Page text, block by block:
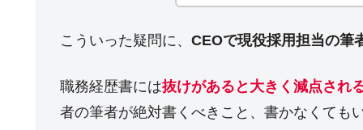
こういった疑問に、 CEOで現役採用担当の筆
職務経歴書には抜けがあると大きく減点され
者の筆者が絶対書くべきこと、書かなくても